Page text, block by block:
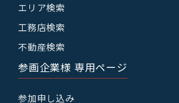
エリア検索
工務店検索
不動産検索
参画企業様 専用ページ
参加申し込み